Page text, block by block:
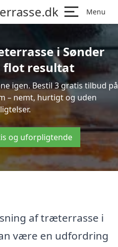
Menu
i Sønder
flot resultat
igen. Bestil 3 gratis tilbud på
– nemt, hurtigt og uden
og uforpligtende
af træterrasse i
være en udfordring